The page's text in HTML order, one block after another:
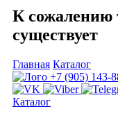
К сожалению
существует
Главная Каталог
+7 (905) 143-
Каталог